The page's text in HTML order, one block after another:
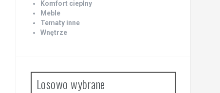
Komfort cieplny
Meble
Tematy inne
Wnętrze
Losowo wybrane